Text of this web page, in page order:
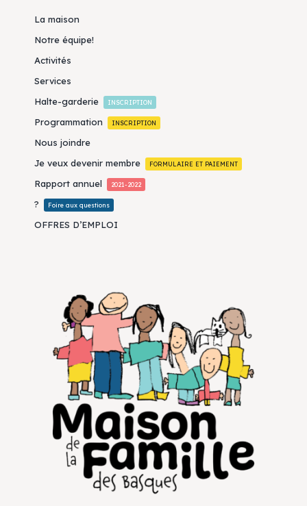
La maison
Notre équipe!
Activités
Services
Halte-garderie
INSCRIPTION
Programmation INSCRIPTION
Nous joindre
Je veux devenir membre
FORMULAIRE ET PAIEMENT
Rapport annuel 2021-2022
? Foire aux questions
OFFRES D’EMPLOI